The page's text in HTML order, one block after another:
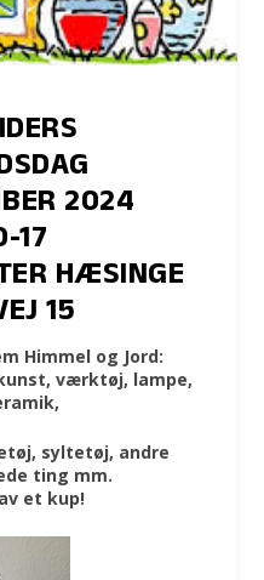
2024
17
HÆSINGE
15
Himmel og Jord:
værktøj, lampe,
syltetøj, andre
ting mm.
et kup!